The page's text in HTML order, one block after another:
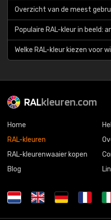
Overzicht van de meest
Populaire RAL-kleur in beeld:
Welke RAL-kleur kiezen voor
RALkleuren.com
Home
RAL-kleuren
RAL-kleurenwaaier kopen
Blog